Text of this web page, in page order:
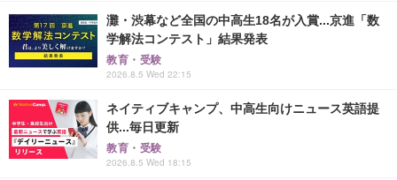
灘・渋幕など全国の中高生18名が入賞...京進「数
学解法コンテスト」結果発表
教育・受験
2026.8.5 Wed 22:15
ネイティブキャンプ、中高生向けニュース英語提
供...毎日更新
教育・受験
2026.8.5 Wed 18:15